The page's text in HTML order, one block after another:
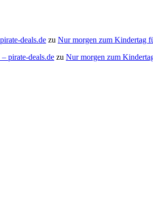
deals.de zu Nur morgen zum Kindertag
pirate-deals.de zu Nur morgen zum